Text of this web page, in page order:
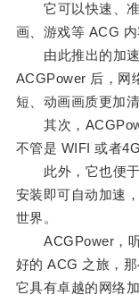
它可以快速、准
画、游戏等 ACG 内
由此推出的加速
ACGPower 后，网
短、动画画质更加清
其次，
不管是 WIFI 或者
此外，它也便于
安装即可自动加速
世界。
ACGPower，听
好的 ACG 之旅，
它具有卓越的网络